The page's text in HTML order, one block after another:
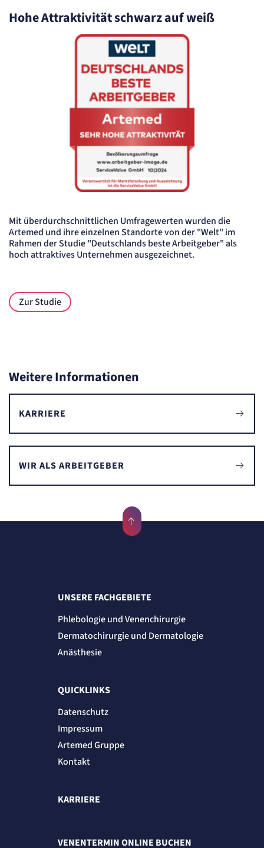
Hohe Attraktivität schwarz auf weiß
Mit überdurchschnittlichen Umfragewerten wurden die
Artemed und ihre einzelnen Standorte von der "Welt" im
Rahmen der Studie "Deutschlands beste Arbeitgeber" als
hoch attraktives Unternehmen ausgezeichnet.
Zur Studie
Weitere Informationen
KARRIERE
WIR ALS ARBEITGEBER
UNSERE FACHGEBIETE
Phlebologie und Venenchirurgie
Dermatochirurgie und Dermatologie
Anästhesie
QUICKLINKS
Datenschutz
Impressum
Artemed Gruppe
Kontakt
KARRIERE
VENENTERMIN ONLINE BUCHEN